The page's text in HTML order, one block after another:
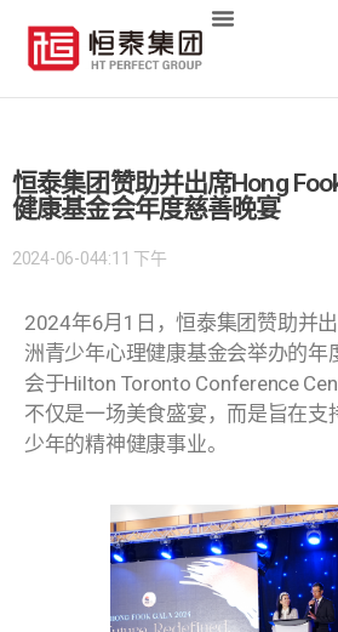
恒泰集团赞助并出席Hong
健康基金会年度慈善晚宴
2024-06-044:11 下午
2024年6月1日，恒泰集团赞助并
洲青少年心理健康基金会举办的年
会于Hilton Toronto Conference
不仅是一场美食盛宴，而是旨在支
少年的精神健康事业。